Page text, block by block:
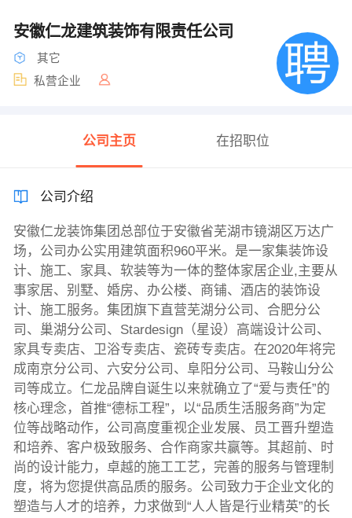
安徽仁龙建筑装饰有限责任公司
其它
私营企业
公司主页 在招职位
公司介绍
安徽仁龙装饰集团总部位于安徽省芜湖市镜湖区万达广
场，公司办公实用建筑面积960平米。是一家集装饰设
计、施工、家具、软装等为一体的整体家居企业,主要从
事家居、别墅、婚房、办公楼、商铺、酒店的装饰设
计、施工服务。集团旗下直营芜湖分公司、合肥分公
司、巢湖分公司、Stardesign（星设）高端设计公司、
家具专卖店、卫浴专卖店、瓷砖专卖店。在2020年将完
成南京分公司、六安分公司、阜阳分公司、马鞍山分公
司等成立。仁龙品牌自诞生以来就确立了“爱与责任”的
核心理念，首推“德标工程”，以“品质生活服务商”为定
位等战略动作，公司高度重视企业发展、员工晋升塑造
和培养、客户极致服务、合作商家共赢等。其超前、时
尚的设计能力，卓越的施工工艺，完善的服务与管理制
度，将为您提供高品质的服务。公司致力于企业文化的
塑造与人才的培养，力求做到“人人皆是行业精英”的长